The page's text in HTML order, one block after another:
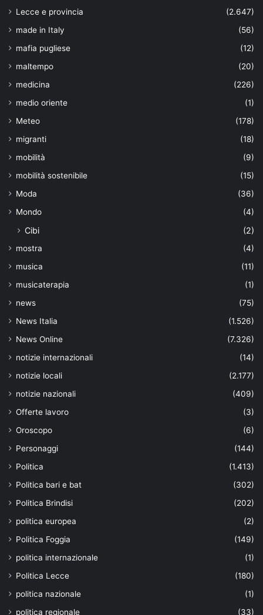
Lecce e provincia
(2.647)
made in Italy
(56)
mafia pugliese
(12)
maltempo
(20)
medicina
(226)
medio oriente
(1)
Meteo
(178)
migranti
(18)
mobilità
(9)
mobilità sostenibile
(15)
Moda
(36)
Mondo
(4)
Cibi (2)
mostra
(4)
musica
(11)
musicaterapia
(1)
news
(75)
News Italia
(1.526)
News Online
(7.326)
notizie internazionali
(14)
notizie locali
(2.177)
notizie nazionali
(409)
Offerte lavoro
(3)
Oroscopo
(6)
Personaggi
(144)
Politica
(1.413)
Politica bari e bat
(302)
Politica Brindisi
(202)
politica europea
(2)
Politica Foggia
(149)
politica internazionale
(1)
Politica Lecce
(180)
politica nazionale
(1)
politica regionale
(33)